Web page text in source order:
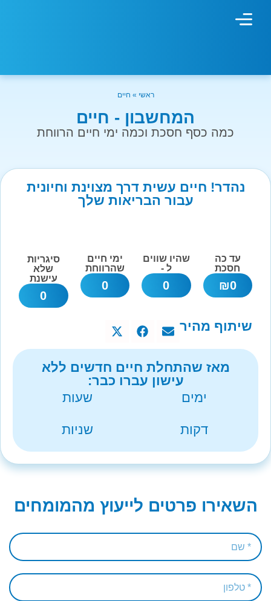
ראשי » חיים
המחשבון - חיים
כמה כסף חסכת וכמה ימי חיים הרווחת
נהדר! חיים עשית דרך מצוינת וחיונית
עבור הבריאות שלך
עד כה
חסכת
0
₪
שהיו שווים
ל -
0
ימי חיים
שהרווחת
0
סיגריות
שלא
עישנת
0
שיתוף מהיר
מאז שהתחלת חיים חדשים ללא
עישון עברו כבר:
ימים
שעות
דקות שניות
השאירו פרטים לייעוץ מהמומחים